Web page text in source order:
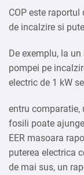
COP este
de incalzire si
De exemplu, la
pompei pe
electric de 1 kW
entru comparatie,
fosili poate
EER masoara
puterea electrica
de mai sus, un